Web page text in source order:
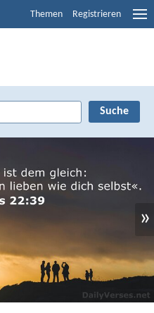
Themen Registrieren
»